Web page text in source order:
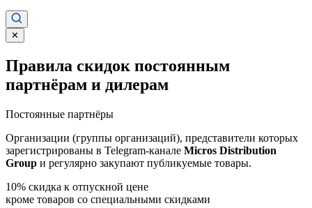
✕
Правила скидок постоянным
партнёрам и дилерам
Постоянные партнёры
Организации (группы организаций), представители которых
зарегистрированы в Telegram-канале Micros Distribution
Group и регулярно закупают публикуемые товары.
10% скидка к отпускной цене
кроме товаров со специальными скидками